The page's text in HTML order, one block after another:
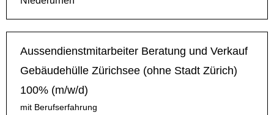
Aussendienstmitarbeiter Beratung und Verkauf
Gebäudehülle Zürichsee (ohne Stadt Zürich)
100% (m/w/d)
mit Berufserfahrung